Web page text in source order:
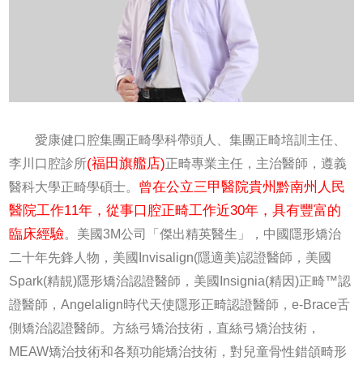
愛康健口腔集團正畸學科帶頭人、集團正畸培訓主任、
李川口腔診所(福田旗艦店)正畸專業主任，主治醫師，遵義
醫科大學正畸學碩士。 曾在公立三甲醫院貴州黔南州人民
醫院工作11年，從事口腔正畸工作近30年，具有豐富的
臨床經驗。美國3M公司「傑出精英醫生」，中國隱形矯治
二十年先鋒人物，美國Invisalign(隱適美)認證醫師，美國
Spark(精靚)隱形矯治認證醫師，美國Insignia(精因)正畸™認
證醫師，Angelalign時代天使隱形正畸認證醫師，e-Brace舌
側矯治認證醫師。方絲弓矯治技術，直絲弓矯治技術，
MEAW矯治技術和各類功能矯治技術，對兒童骨性錯頜畸形